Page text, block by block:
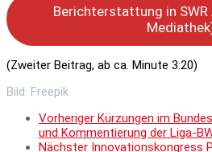
Berichterstattung in
(Zweiter Beitrag, ab ca. Minute 3:20)
Bild: Freepik
Vorheriger Kürzungen im
und Kommentierung der Liga-
Nächster Innovationskongress